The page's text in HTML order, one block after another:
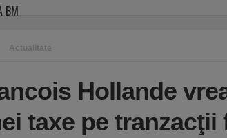
BM
Actualitate
Hollande
taxe pe tranzacţii